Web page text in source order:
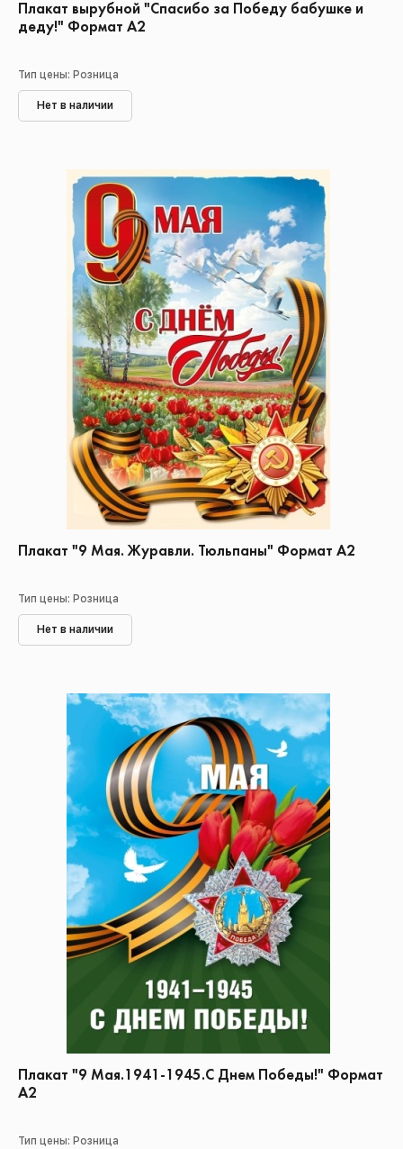
Плакат вырубной "Спасибо за Победу бабушке и
деду!" Формат А2
Тип цены: Розница
Нет в наличии
Плакат "9 Мая. Журавли. Тюльпаны" Формат А2
Тип цены: Розница
Нет в наличии
Плакат "9 Мая.1941-1945.С Днем Победы!" Формат
А2
Тип цены: Розница